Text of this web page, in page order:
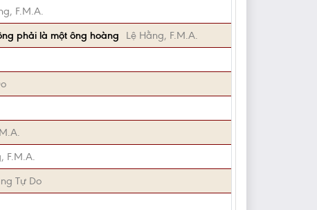
F.M.A.
phải là một ông hoàng
Lệ Hằng, F.M.A.
F.M.A.
Tự Do